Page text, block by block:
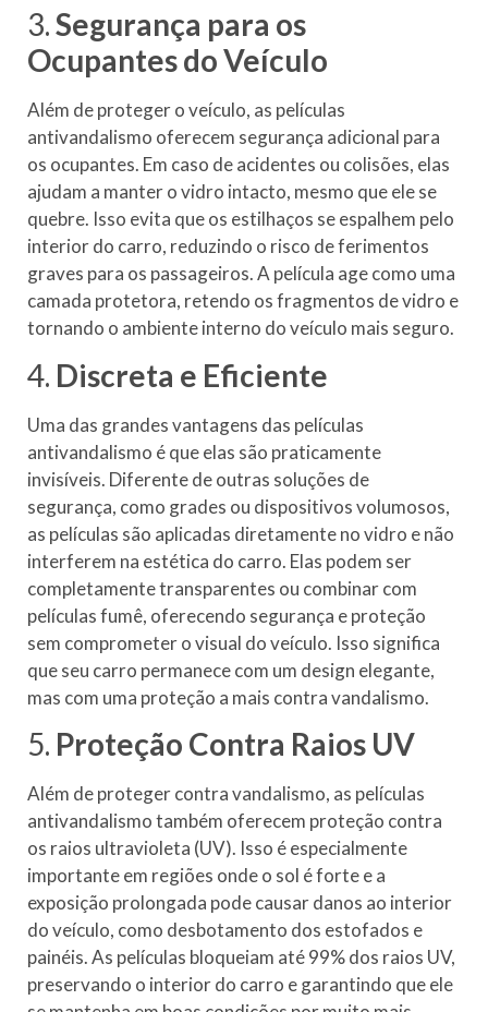
3.Segurança para os
Ocupantes do Veículo
Além de proteger o veículo, as películas
antivandalismo oferecem segurança adicional para
os ocupantes. Em caso de acidentes ou colisões, elas
ajudam a manter o vidro intacto, mesmo que ele se
quebre. Isso evita que os estilhaços se espalhem pelo
interior do carro, reduzindo o risco de ferimentos
graves para os passageiros. A película age como uma
camada protetora, retendo os fragmentos de vidro e
tornando o ambiente interno do veículo mais seguro.
4. Discreta e Eficiente
Uma das grandes vantagens das películas
antivandalismo é que elas são praticamente
invisíveis. Diferente de outras soluções de
segurança, como grades ou dispositivos volumosos,
as películas são aplicadas diretamente no vidro e não
interferem na estética do carro. Elas podem ser
completamente transparentes ou combinar com
películas fumê, oferecendo segurança e proteção
sem comprometer o visual do veículo. Isso significa
que seu carro permanece com um design elegante,
mas com uma proteção a mais contra vandalismo.
5. Proteção Contra Raios UV
Além de proteger contra vandalismo, as películas
antivandalismo também oferecem proteção contra
os raios ultravioleta (UV). Isso é especialmente
importante em regiões onde o sol é forte e a
exposição prolongada pode causar danos ao interior
do veículo, como desbotamento dos estofados e
painéis. As películas bloqueiam até 99% dos raios UV,
preservando o interior do carro e garantindo que ele